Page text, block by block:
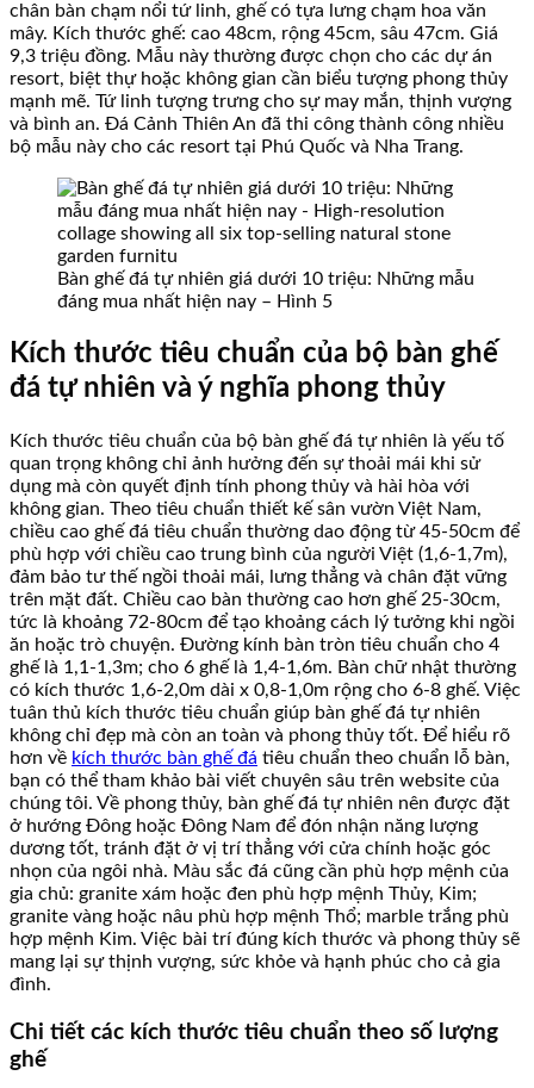
chân bàn chạm nổi tứ linh, ghế có tựa lưng chạm hoa văn
mây. Kích thước ghế: cao 48cm, rộng 45cm, sâu 47cm. Giá
9,3 triệu đồng. Mẫu này thường được chọn cho các dự án
resort, biệt thự hoặc không gian cần biểu tượng phong thủy
mạnh mẽ. Tứ linh tượng trưng cho sự may mắn, thịnh vượng
và bình an. Đá Cảnh Thiên An đã thi công thành công nhiều
bộ mẫu này cho các resort tại Phú Quốc và Nha Trang.
Bàn ghế đá tự nhiên giá dưới 10 triệu: Những mẫu
đáng mua nhất hiện nay – Hình 5
Kích thước tiêu chuẩn của bộ bàn ghế
đá tự nhiên và ý nghĩa phong thủy
Kích thước tiêu chuẩn của bộ bàn ghế đá tự nhiên là yếu tố
quan trọng không chỉ ảnh hưởng đến sự thoải mái khi sử
dụng mà còn quyết định tính phong thủy và hài hòa với
không gian. Theo tiêu chuẩn thiết kế sân vườn Việt Nam,
chiều cao ghế đá tiêu chuẩn thường dao động từ 45-50cm để
phù hợp với chiều cao trung bình của người Việt (1,6-1,7m),
đảm bảo tư thế ngồi thoải mái, lưng thẳng và chân đặt vững
trên mặt đất. Chiều cao bàn thường cao hơn ghế 25-30cm,
tức là khoảng 72-80cm để tạo khoảng cách lý tưởng khi ngồi
ăn hoặc trò chuyện. Đường kính bàn tròn tiêu chuẩn cho 4
ghế là 1,1-1,3m; cho 6 ghế là 1,4-1,6m. Bàn chữ nhật thường
có kích thước 1,6-2,0m dài x 0,8-1,0m rộng cho 6-8 ghế. Việc
tuân thủ kích thước tiêu chuẩn giúp bàn ghế đá tự nhiên
không chỉ đẹp mà còn an toàn và phong thủy tốt. Để hiểu rõ
hơn về kích thước bàn ghế đá tiêu chuẩn theo chuẩn lỗ bàn,
bạn có thể tham khảo bài viết chuyên sâu trên website của
chúng tôi. Về phong thủy, bàn ghế đá tự nhiên nên được đặt
ở hướng Đông hoặc Đông Nam để đón nhận năng lượng
dương tốt, tránh đặt ở vị trí thẳng với cửa chính hoặc góc
nhọn của ngôi nhà. Màu sắc đá cũng cần phù hợp mệnh của
gia chủ: granite xám hoặc đen phù hợp mệnh Thủy, Kim;
granite vàng hoặc nâu phù hợp mệnh Thổ; marble trắng phù
hợp mệnh Kim. Việc bài trí đúng kích thước và phong thủy sẽ
mang lại sự thịnh vượng, sức khỏe và hạnh phúc cho cả gia
đình.
Chi tiết các kích thước tiêu chuẩn theo số lượng
ghế